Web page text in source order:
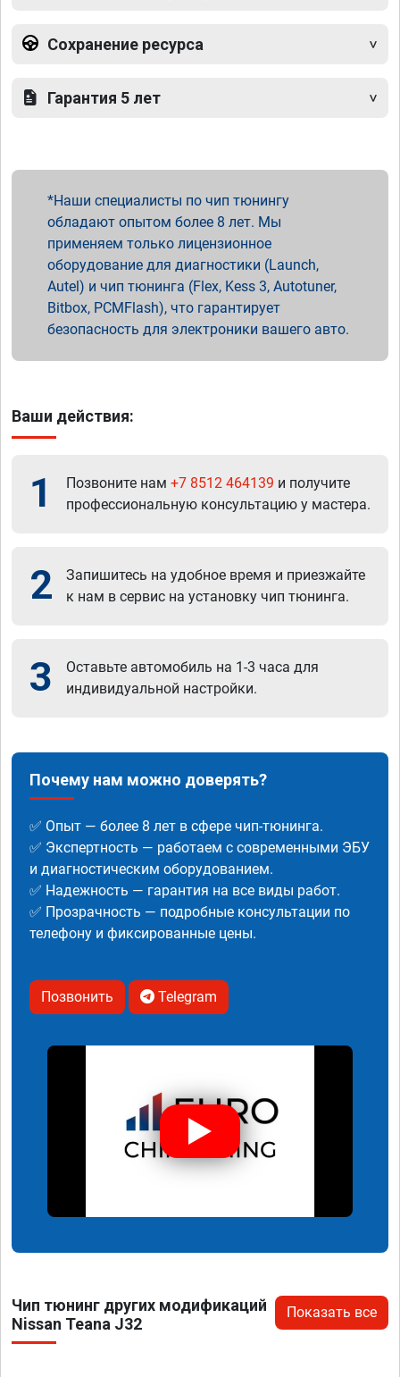
Сохранение ресурса
Гарантия 5 лет
Наши специалисты по чип тюнингу
обладают опытом более 8 лет. Мы
применяем только лицензионное
оборудование для диагностики (Launch,
Autel) и чип тюнинга (Flex, Kess 3, Autotuner,
Bitbox, PCMFlash), что гарантирует
безопасность для электроники вашего авто.
Ваши действия:
1 Позвоните нам +7 8512 464139 и получите
профессиональную консультацию у мастера.
2
Запишитесь на удобное время и приезжайте
к нам в сервис на установку чип тюнинга.
3
Оставьте автомобиль на 1-3 часа для
индивидуальной настройки.
Почему нам можно доверять?
✅ Опыт — более 8 лет в сфере чип-тюнинга.
✅ Экспертность — работаем с современными ЭБУ
и диагностическим оборудованием.
✅ Надежность — гарантия на все виды работ.
✅ Прозрачность — подробные консультации по
телефону и фиксированные цены.
Позвонить Telegram
Чип тюнинг других модификаций
Nissan Teana J32
Показать все